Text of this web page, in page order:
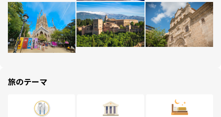
旅のテーマ